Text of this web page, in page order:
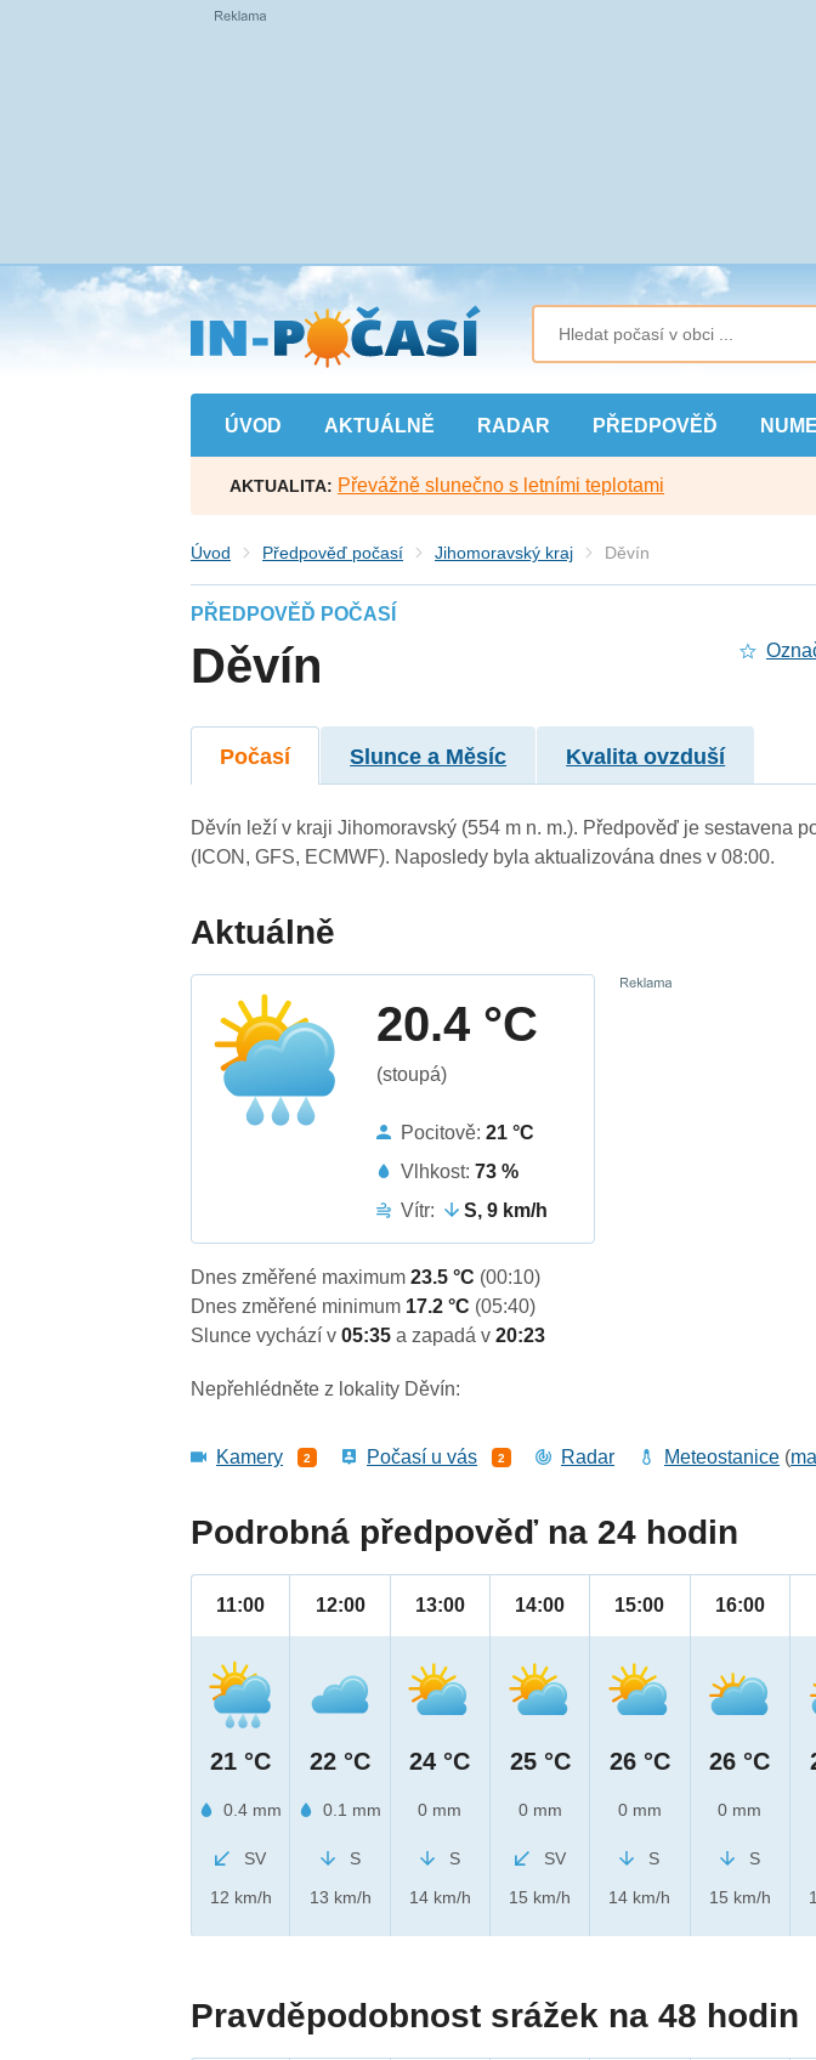
Přejít
na
hlavní
obsah
ÚVOD AKTUÁLNĚ RADAR PŘEDPOVĚĎ
AKTUALITA: Převážně slunečno s letními teplotami
Úvod Předpověď počasí Jihomoravský kraj Děvín
PŘEDPOVĚĎ POČASÍ
Děvín
Počasí Slunce a Měsíc Kvalita ovzduší
Děvín leží v kraji Jihomoravský (554 m n. m.). Předpověď je sestavena
(ICON, GFS, ECMWF). Naposledy byla aktualizována dnes v 08:00.
Aktuálně
20.4 °C
(stoupá)
Pocitově:21 °C
Vlhkost:73 %
Vítr:
S, 9 km/h
Dnes změřené maximum23.5 °C (00:10)
Dnes změřené minimum 17.2 °C (05:40)
Slunce vychází v05:35a zapadá v20:23
Nepřehlédněte z lokality Děvín:
Kamery 2 Počasí u vás 2 Radar Meteostanice (
Podrobná předpověď na 24 hodin
11:00
21 °C
0.4 mm
SV
12 km/h
12:00
22 °C
0.1 mm
S
13 km/h
13:00
24 °C
0 mm
S
14 km/h
14:00
25 °C
0 mm
SV
15 km/h
15:00
26 °C
0 mm
S
14 km/h
16:00
26 °C
0 mm
S
15 km/h
Pravděpodobnost srážek na 48 hodin